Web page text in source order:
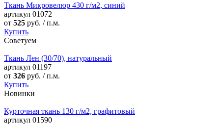
Ткань Микровелюр 430 г/м2, синий
артикул 01072
от 525 руб. / п.м.
Купить
Советуем
Ткань Лен (30/70), натуральный
артикул 01197
от 326 руб. / п.м.
Купить
Новинки
Курточная ткань 130 г/м2, графитовый
артикул 01590